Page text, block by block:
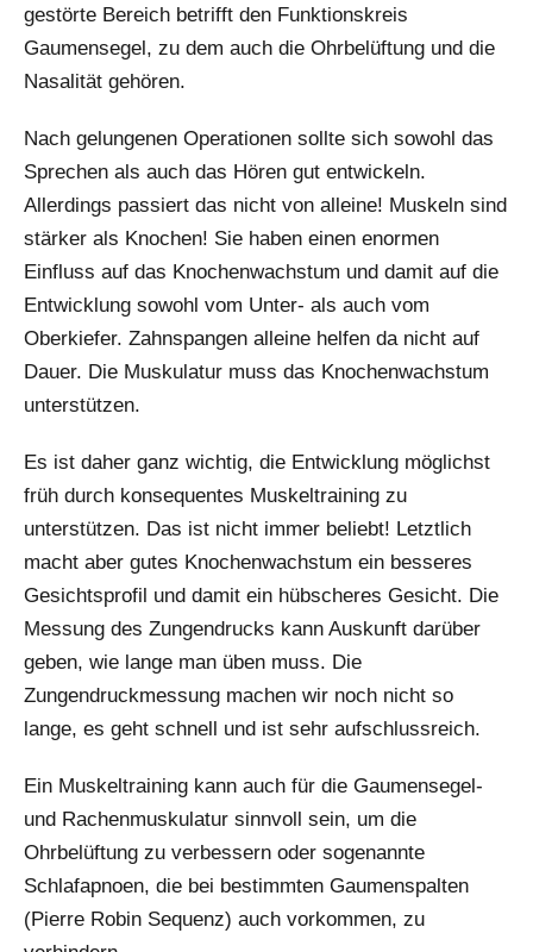
gestörte Bereich betrifft den Funktionskreis
Gaumensegel, zu dem auch die Ohrbelüftung und die
Nasalität gehören.
Nach gelungenen Operationen sollte sich sowohl das
Sprechen als auch das Hören gut entwickeln.
Allerdings passiert das nicht von alleine! Muskeln sind
stärker als Knochen! Sie haben einen enormen
Einfluss auf das Knochenwachstum und damit auf die
Entwicklung sowohl vom Unter- als auch vom
Oberkiefer. Zahnspangen alleine helfen da nicht auf
Dauer. Die Muskulatur muss das Knochenwachstum
unterstützen.
Es ist daher ganz wichtig, die Entwicklung möglichst
früh durch konsequentes Muskeltraining zu
unterstützen. Das ist nicht immer beliebt! Letztlich
macht aber gutes Knochenwachstum ein besseres
Gesichtsprofil und damit ein hübscheres Gesicht. Die
Messung des Zungendrucks kann Auskunft darüber
geben, wie lange man üben muss. Die
Zungendruckmessung machen wir noch nicht so
lange, es geht schnell und ist sehr aufschlussreich.
Ein Muskeltraining kann auch für die Gaumensegel-
und Rachenmuskulatur sinnvoll sein, um die
Ohrbelüftung zu verbessern oder sogenannte
Schlafapnoen, die bei bestimmten Gaumenspalten
(Pierre Robin Sequenz) auch vorkommen, zu